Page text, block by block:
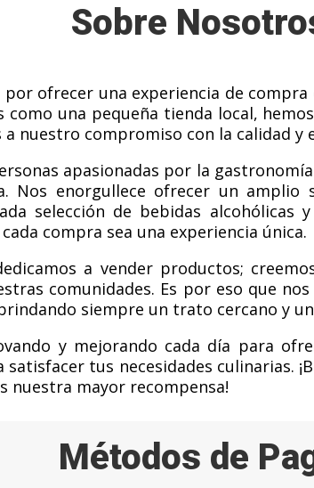
Sobre
ofrecer una experiencia de
como una pequeña tienda local,
nuestro compromiso con la calidad y
apasionadas por la
Nos enorgullece ofrecer un amplio
selección de bebidas alcohólicas
compra sea una experiencia única.
a vender productos;
comunidades. Es por eso que
siempre un trato cercano y
y mejorando cada día para
tus necesidades culinarias.
nuestra mayor recompensa!
Métodos de